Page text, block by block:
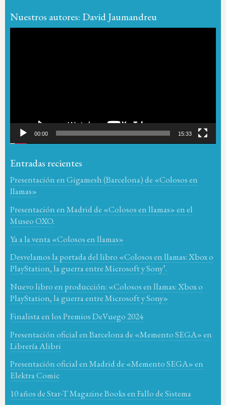
Nuestros autores: David Jaumandreu
00:00 15:33
Entradas recientes
Presentación en Gigamesh (Barcelona) de «Colosos en
llamas»
Presentación en Madrid de «Colosos en llamas» en el
Museo OXO.
Ya a la venta «Colosos en llamas»
Desvelamos la portada del libro «Colosos en llamas: Xbox o
PlayStation, la guerra entre Microsoft y Sony’.
Nuevo libro en producción: «Colosos en llamas: Xbox o
PlayStation, la guerra entre Microsoft y Sony»
Finalista en los Premios DeVuego 2024
Presentación oficial en Barcelona de «Memento SEGA» en
Librería Alibri
Presentación oficial en Madrid de «Memento SEGA» en
Elektra Comic
10 años de Star-T Magazine Books en Fallo de Sistema